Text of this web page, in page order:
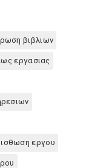
βιβλιων
εργασιας
εργου